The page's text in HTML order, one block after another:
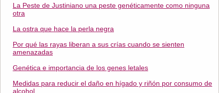
La Peste de Justiniano una peste genéticamente como ninguna
otra
La ostra que hace la perla negra
Por qué las rayas liberan a sus crías cuando se sienten
amenazadas
Genética e importancia de los genes letales
Medidas para reducir el daño en hígado y riñón por consumo de
alcohol